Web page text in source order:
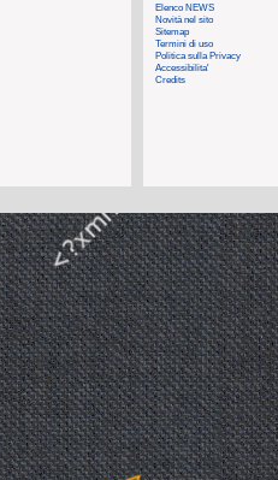
Elenco NEWS
Novità nel sito
Sitemap
Termini di uso
Politica sulla Privacy
Accessibilita'
Credits